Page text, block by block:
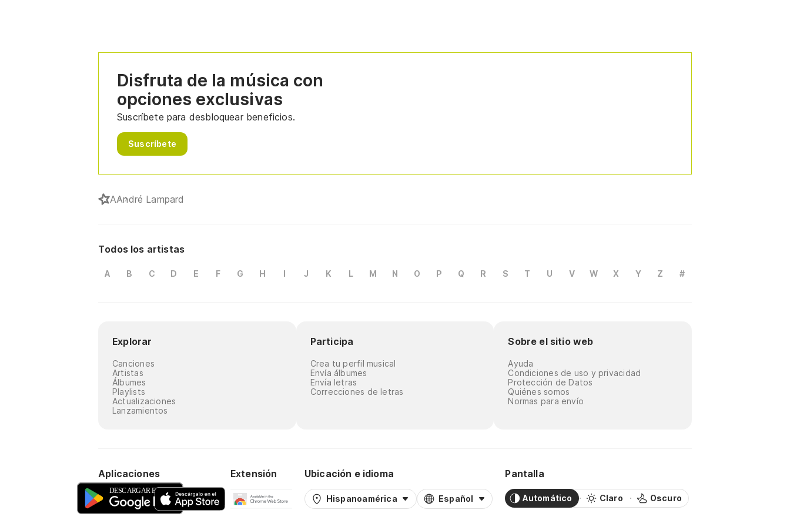
Disfruta de la música con
opciones exclusivas
Suscríbete para desbloquear beneficios.
Suscríbete
AAndré Lampard
Todos los artistas
A B C D E F G H I J K L M N O P Q R S T U V W X Y Z #
Explorar
Canciones
Artistas
Álbumes
Playlists
Actualizaciones
Lanzamientos
Participa
Crea tu perfil musical
Envía álbumes
Envía letras
Correcciones de letras
Sobre el sitio web
Ayuda
Condiciones de uso y privacidad
Protección de Datos
Quiénes somos
Normas para envío
Aplicaciones Extensión Ubicación e idioma
Hispanoamérica Español
Pantalla
Automático Claro Oscuro